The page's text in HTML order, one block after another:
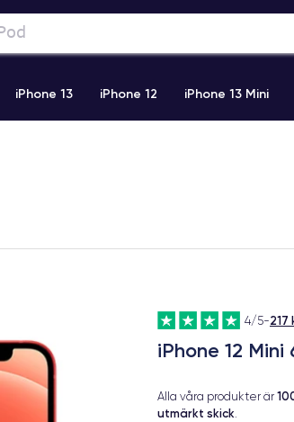
iPhone 13 iPhone 12 iPhone 13 Mini
4/5-
iPhone 12
Alla våra produkter är
utmärkt skick